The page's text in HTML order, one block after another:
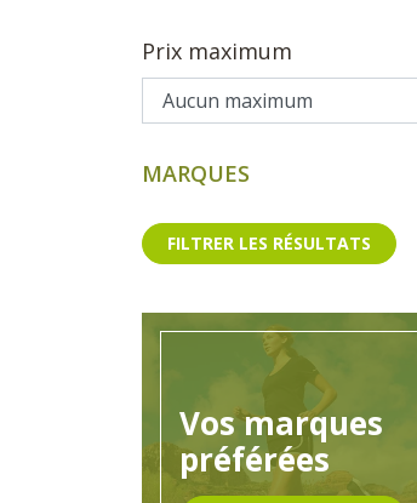
Prix maximum
MARQUES
FILTRER LES RÉSULTATS
Vos marques
préférées